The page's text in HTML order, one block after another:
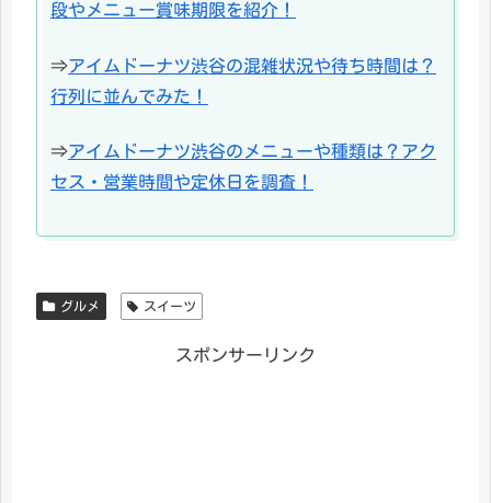
段やメニュー賞味期限を紹介！
⇒アイムドーナツ渋谷の混雑状況や待ち時間は？
行列に並んでみた！
⇒アイムドーナツ渋谷のメニューや種類は？アク
セス・営業時間や定休日を調査！
グルメ スイーツ
スポンサーリンク